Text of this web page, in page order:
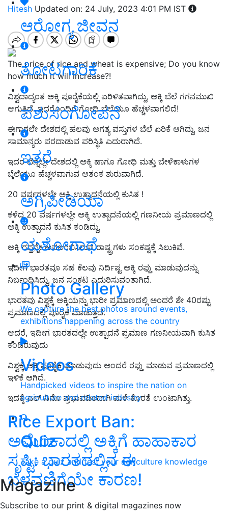
ಆರೋಗ್ಯ ಜೀವನ
ತೋಟಗಾರಿಕೆ
ಪಶುಸಂಗೋಪನೆ
ಇತರೆ
ಅಗ್ರಿಪೀಡಿಯಾ
ಯಶೋಗಾಥೆ
Photo Gallery
We capture the best photos around events,
exhibitions happening across the country
Videos
Handpicked videos to inspire the nation on
agriculture and related industry
Quiz
Take a quiz and test your agriculture knowledge
Magazine
Subscribe to our print & digital magazines now
Hitesh Updated on: 24 July, 2023 4:01 PM IST
The price of rice and wheat is expensive; Do you know
how much it will increase?!
ವಿಶ್ವದಾದ್ಯಂತ ಅಕ್ಕಿ ಪೂರೈಕೆಯಲ್ಲಿ ಏರಿಳಿತವಾಗಿದ್ದು, ಅಕ್ಕಿ ಬೆಲೆ ಗಗನಮುಖಿ
ಆಗುತ್ತಿದೆ. ಇದರೊಂದಿಗೆ ಗೋಧಿ ಬೆಲೆಯೂ ಹೆಚ್ಚಳವಾಗಲಿದೆ!
ಈಗಾಗಲೇ ದೇಶದಲ್ಲಿ ಹಲವು ಅಗತ್ಯ ವಸ್ತುಗಳ ಬೆಲೆ ಏರಿಕೆ ಆಗಿದ್ದು, ಜನ
ಸಾಮಾನ್ಯರು ಪರದಾಡುವ ಪರಿಸ್ಥಿತಿ ಎದುರಾಗಿದೆ.
ಇದರ ಬೆನ್ನಲ್ಲೇ ದೇಶದಲ್ಲಿ ಅಕ್ಕಿ ಹಾಗೂ ಗೋಧಿ ಮತ್ತು ಬೇಳೆಕಾಳುಗಳ
ಬೆಲೆಯೂ ಹೆಚ್ಚಳವಾಗುವ ಆತಂಕ ಶುರುವಾಗಿದೆ.
20 ವರ್ಷಗಳಲ್ಲೇ ಅಕ್ಕಿ ಉತ್ಪಾದನೆಯಲ್ಲಿ ಕುಸಿತ !
ಕಳೆದ 20 ವರ್ಷಗಳಲ್ಲೇ ಅಕ್ಕಿ ಉತ್ಪಾದನೆಯಲ್ಲಿ ಗಣನೀಯ ಪ್ರಮಾಣದಲ್ಲಿ
ಅಕ್ಕಿ ಉತ್ಪಾದನೆ ಕುಸಿತ ಕಂಡಿದ್ದು,
ಅಕ್ಕಿ ರಫ್ತನ್ನೇ ಅವಲಂಬಿಸಿರುವ ರಾಷ್ಟ್ರಗಳು ಸಂಕಷ್ಟಕ್ಕೆ ಸಿಲುಕಿವೆ.
ಇದೀಗ ಭಾರತವೂ ಸಹ ಕೆಲವು ನಿರ್ದಿಷ್ಟ ಅಕ್ಕಿ ರಫ್ತು ಮಾಡುವುದನ್ನು
ನಿರ್ಬಂಧಿಸಿದ್ದು, ಜನ ಸಂಕಟ ಎದುರಿಸುವಂತಾಗಿದೆ.
ಭಾರತವು ವಿಶ್ವಕ್ಕೆ ಅಕ್ಕಿಯನ್ನು ಭಾರೀ ಪ್ರಮಾಣದಲ್ಲಿ ಅಂದರೆ ಶೇ 40ರಷ್ಟು
ಪ್ರಮಾಣದಲ್ಲಿ ಪೂರೈಕೆ ಮಾಡುತ್ತದೆ.
ಆದರೆ, ಇದೀಗ ಭಾರತದಲ್ಲೇ ಉತ್ಪಾದನೆ ಪ್ರಮಾಣ ಗಣನೀಯವಾಗಿ ಕುಸಿತ
ಕಂಡಿರುವುದು
ವಿಶ್ವಕ್ಕೆ ಅಕ್ಕಿ ಪೂರೈಕೆ ಮಾಡುವುದು ಅಂದರೆ ರಫ್ತು ಮಾಡುವ ಪ್ರಮಾಣದಲ್ಲಿ
ಇಳಿಕೆ ಆಗಿದೆ.
ಇದಕ್ಕೆ ಎಲ್ ನಿನೊ ಪ್ರಭಾವದಿಂದಾಗಿ ಮಳೆ ಕೊರತೆ ಉಂಟಾಗಿತ್ತು.
Rice Export Ban:
ಅಮೆರಿಕಾದಲ್ಲಿ ಅಕ್ಕಿಗೆ ಹಾಹಾಕಾರ
ಸೃಷ್ಟಿ: ಭಾರತದಲ್ಲಿನ ಈ
ಬೆಳವಣಿಗೆಯೇ ಕಾರಣ!